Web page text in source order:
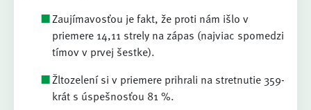
Zaujímavosťou je fakt, že proti nám išlo v
priemere 14,11 strely na zápas (najviac spomedzi
tímov v prvej šestke).
Žltozelení si v priemere prihrali na stretnutie 359-
krát s úspešnosťou 81 %.